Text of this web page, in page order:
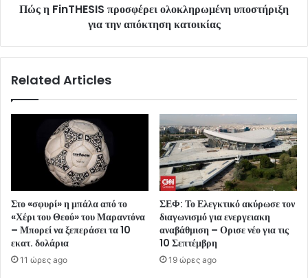
Πώς η FinTHESIS προσφέρει ολοκληρωμένη υποστήριξη
για την απόκτηση κατοικίας
Related Articles
Στο «σφυρί» η μπάλα από το
«Χέρι του Θεού» του Μαραντόνα
– Μπορεί να ξεπεράσει τα 10
εκατ. δολάρια
11 ώρες ago
ΣΕΦ: Το Ελεγκτικό ακύρωσε τον
διαγωνισμό για ενεργειακη
αναβάθμιση – Ορισε νέο για τις
10 Σεπτέμβρη
19 ώρες ago